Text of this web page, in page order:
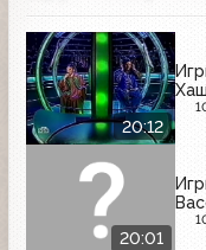
20:12
20:01